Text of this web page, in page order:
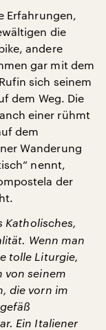
Erfahrungen,
die
andere
gar mit dem
sich seinem
dem Weg. Die
einer rühmt
dem
Wanderung
nennt,
der
Katholisches,
Wenn man
tolle Liturgie,
von seinem
die vorn im
Ein Italiener